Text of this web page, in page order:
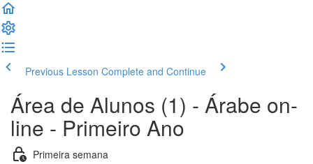
Previous Lesson Complete and Continue
Área de Alunos (1) - Árabe on-
line - Primeiro Ano
Primeira semana